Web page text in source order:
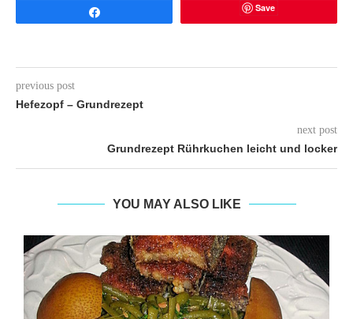
Save
previous post
Hefezopf – Grundrezept
next post
Grundrezept Rührkuchen leicht und locker
YOU MAY ALSO LIKE